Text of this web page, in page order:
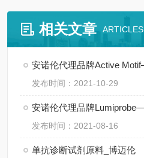
相关文章 ARTICLES
发布时间：2021-10-29
发布时间：2021-08-16
单抗诊断试剂原料_博迈伦